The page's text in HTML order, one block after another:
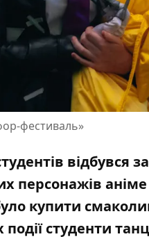
фестиваль»
відбувся
персонажів
купити
студенти